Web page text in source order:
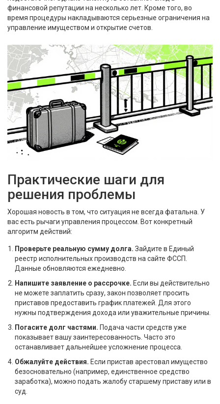
финансовой репутации на несколько лет. Кроме того, во
время процедуры накладываются серьезные ограничения на
управление имуществом и открытие счетов.
Практические шаги для
решения проблемы
Хорошая новость в том, что ситуация не всегда фатальна. У
вас есть рычаги управления процессом. Вот конкретный
алгоритм действий:
Проверьте реальную сумму долга. Зайдите в Единый
реестр исполнительных производств на сайте ФССП.
Данные обновляются ежедневно.
Напишите заявление о рассрочке. Если вы действительно
не можете заплатить сразу, закон позволяет просить
приставов предоставить график платежей. Для этого
нужны подтверждения дохода или уважительные причины.
Погасите долг частями. Подача части средств уже
показывает вашу заинтересованность. Часто это
останавливает дальнейшее усложнение процесса.
Обжалуйте действия. Если пристав арестовал имущество
безосновательно (например, единственное средство
заработка), можно подать жалобу старшему приставу или в
суд.